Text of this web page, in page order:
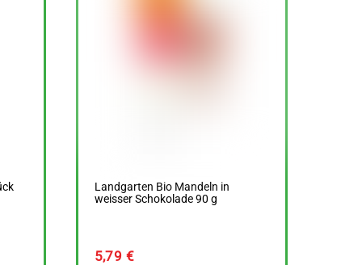
Landgarten Bio Mandeln in
weisser Schokolade 90 g
5,79 €